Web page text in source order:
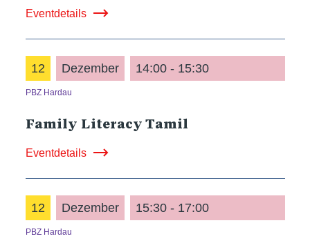
Eventdetails
12 Dezember 14:00 - 15:30
PBZ Hardau
Family Literacy Tamil
Eventdetails
12 Dezember 15:30 - 17:00
PBZ Hardau